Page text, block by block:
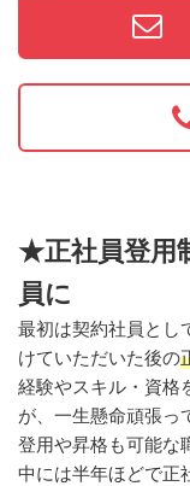
★正社員登用
員に
最初は契約社員とし
けていただいた後の
経験やスキル・資格
が、一生懸命頑張っ
登用や昇格も可能な
中には半年ほどで